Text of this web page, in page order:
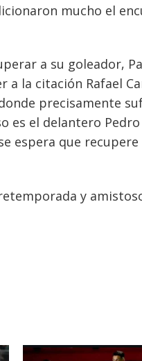
mucho el
a su goleador,
a la citación Rafael
precisamente
es el delantero Pedro
espera que
y